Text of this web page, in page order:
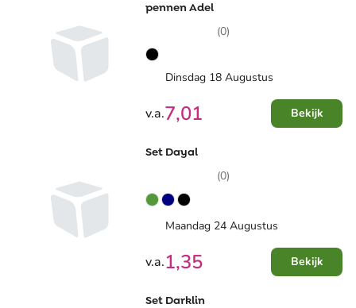
pennen Adel
(0)
Dinsdag 18 Augustus
v.a.7,01 Bekijk
Set Dayal
(0)
Maandag 24 Augustus
v.a.1,35 Bekijk
Set Darklin